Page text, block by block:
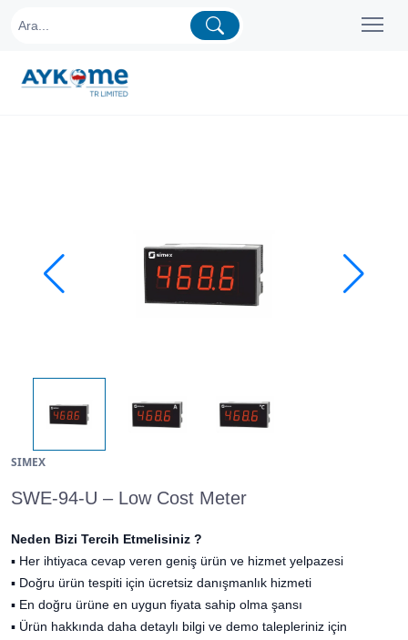
SIMEX
SWE-94-U – Low Cost Meter
Neden Bizi Tercih Etmelisiniz ?
▪ Her ihtiyaca cevap veren geniş ürün ve hizmet yelpazesi
▪ Doğru ürün tespiti için ücretsiz danışmanlık hizmeti
▪ En doğru ürüne en uygun fiyata sahip olma şansı
▪ Ürün hakkında daha detaylı bilgi ve demo talepleriniz için